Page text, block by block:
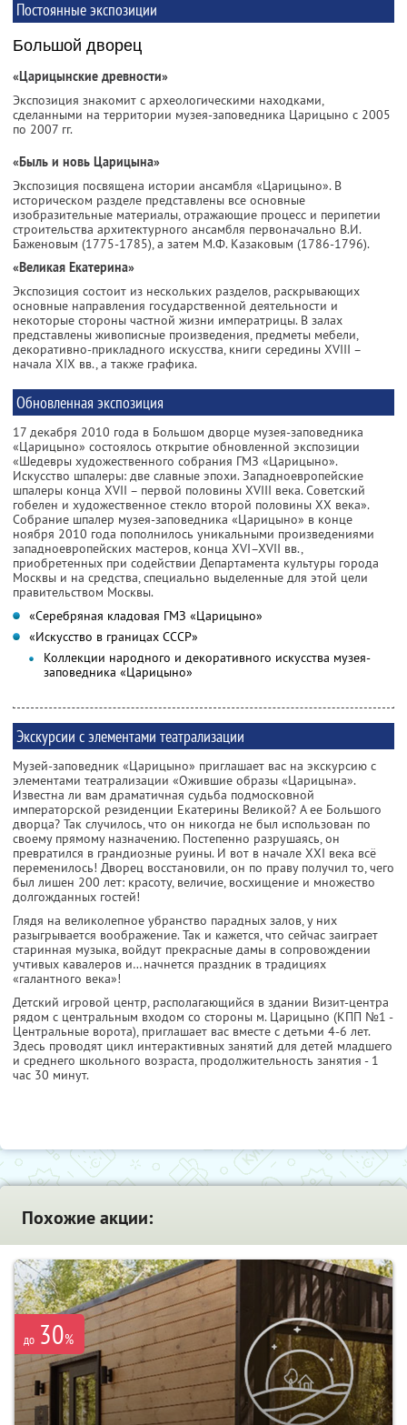
Постоянные экспозиции
Большой дворец
«Царицынские древности»
Экспозиция знакомит с археологическими находками,
сделанными на территории музея-заповедника Царицыно с 2005
по 2007 гг.
«Быль и новь Царицына»
Экспозиция посвящена истории ансамбля «Царицыно». В
историческом разделе представлены все основные
изобразительные материалы, отражающие процесс и перипетии
строительства архитектурного ансамбля первоначально В.И.
Баженовым (1775-1785), а затем М.Ф. Казаковым (1786-1796).
«Великая Екатерина»
Экспозиция состоит из нескольких разделов, раскрывающих
основные направления государственной деятельности и
некоторые стороны частной жизни императрицы. В залах
представлены живописные произведения, предметы мебели,
декоративно-прикладного искусства, книги середины XVIII –
начала XIX вв., а также графика.
Обновленная экспозиция
17 декабря 2010 года в Большом дворце музея-заповедника
«Царицыно» состоялось открытие обновленной экспозиции
«Шедевры художественного собрания ГМЗ «Царицыно».
Искусство шпалеры: две славные эпохи. Западноевропейские
шпалеры конца XVII – первой половины XVIII века. Советский
гобелен и художественное стекло второй половины XX века».
Собрание шпалер музея-заповедника «Царицыно» в конце
ноября 2010 года пополнилось уникальными произведениями
западноевропейских мастеров, конца XVI–XVII вв.,
приобретенных при содействии Департамента культуры города
Москвы и на средства, специально выделенные для этой цели
правительством Москвы.
«Серебряная кладовая ГМЗ «Царицыно»
«Искусство в границах СССР»
Коллекции народного и декоративного искусства музея-
заповедника «Царицыно»
Экскурсии с элементами театрализации
Музей-заповедник «Царицыно» приглашает вас на экскурсию с
элементами театрализации «Ожившие образы «Царицына».
Известна ли вам драматичная судьба подмосковной
императорской резиденции Екатерины Великой? А ее Большого
дворца? Так случилось, что он никогда не был использован по
своему прямому назначению. Постепенно разрушаясь, он
превратился в грандиозные руины. И вот в начале XXI века всё
переменилось! Дворец восстановили, он по праву получил то, чего
был лишен 200 лет: красоту, величие, восхищение и множество
долгожданных гостей!
Глядя на великолепное убранство парадных залов, у них
разыгрывается воображение. Так и кажется, что сейчас заиграет
старинная музыка, войдут прекрасные дамы в сопровождении
учтивых кавалеров и…начнется праздник в традициях
«галантного века»!
Детский игровой центр, располагающийся в здании Визит-центра
рядом с центральным входом со стороны м. Царицыно (КПП №1 -
Центральные ворота), приглашает вас вместе с детьми 4-6 лет.
Здесь проводят цикл интерактивных занятий для детей младшего
и среднего школьного возраста, продолжительность занятия - 1
час 30 минут.
Похожие акции:
до 30%